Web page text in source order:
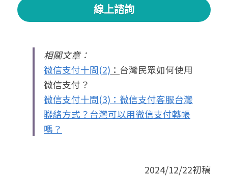
線上諮詢
相關文章：
微信支付十問(2) ： 台灣民眾如何使用
微信支付？
微信支付十問(3)：微信支付客服台灣
聯絡方式？台灣可以用微信支付轉帳
嗎？
2024/12/22初稿